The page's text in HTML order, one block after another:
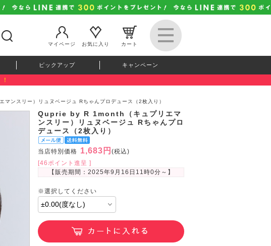
マイページ
お気に入り カート
ピックアップ キャンペーン
ンスリー）リュヌベージュ Rちゃんプロデュース（2枚入り）
Quprie by R 1month（キュプリエマ
ンスリー）リュヌベージュ Rちゃんプロ
デュース（2枚入り）
当店特別価格 1,683円 (税込)
[46ポイント進呈 ]
【販売期間： 2025年9月16日11時0分 ～】